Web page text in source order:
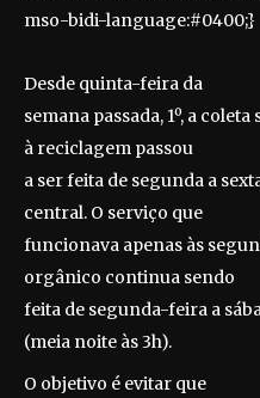
mso-bidi-language:#0400;}
Desde quinta-feira da
semana passada, 1º, a
à reciclagem passou
a ser feita de segunda a
central. O serviço que
funcionava apenas às
orgânico continua sendo
feita de segunda-feira a
(meia noite às 3h).
O objetivo é evitar que